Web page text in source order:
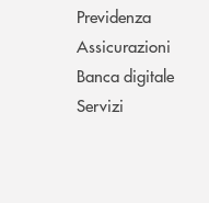
Previdenza
Assicurazioni
Banca digitale
Servizi